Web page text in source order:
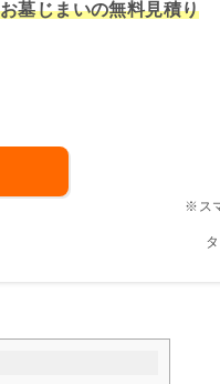
墓じまいの無料見積り
※ス